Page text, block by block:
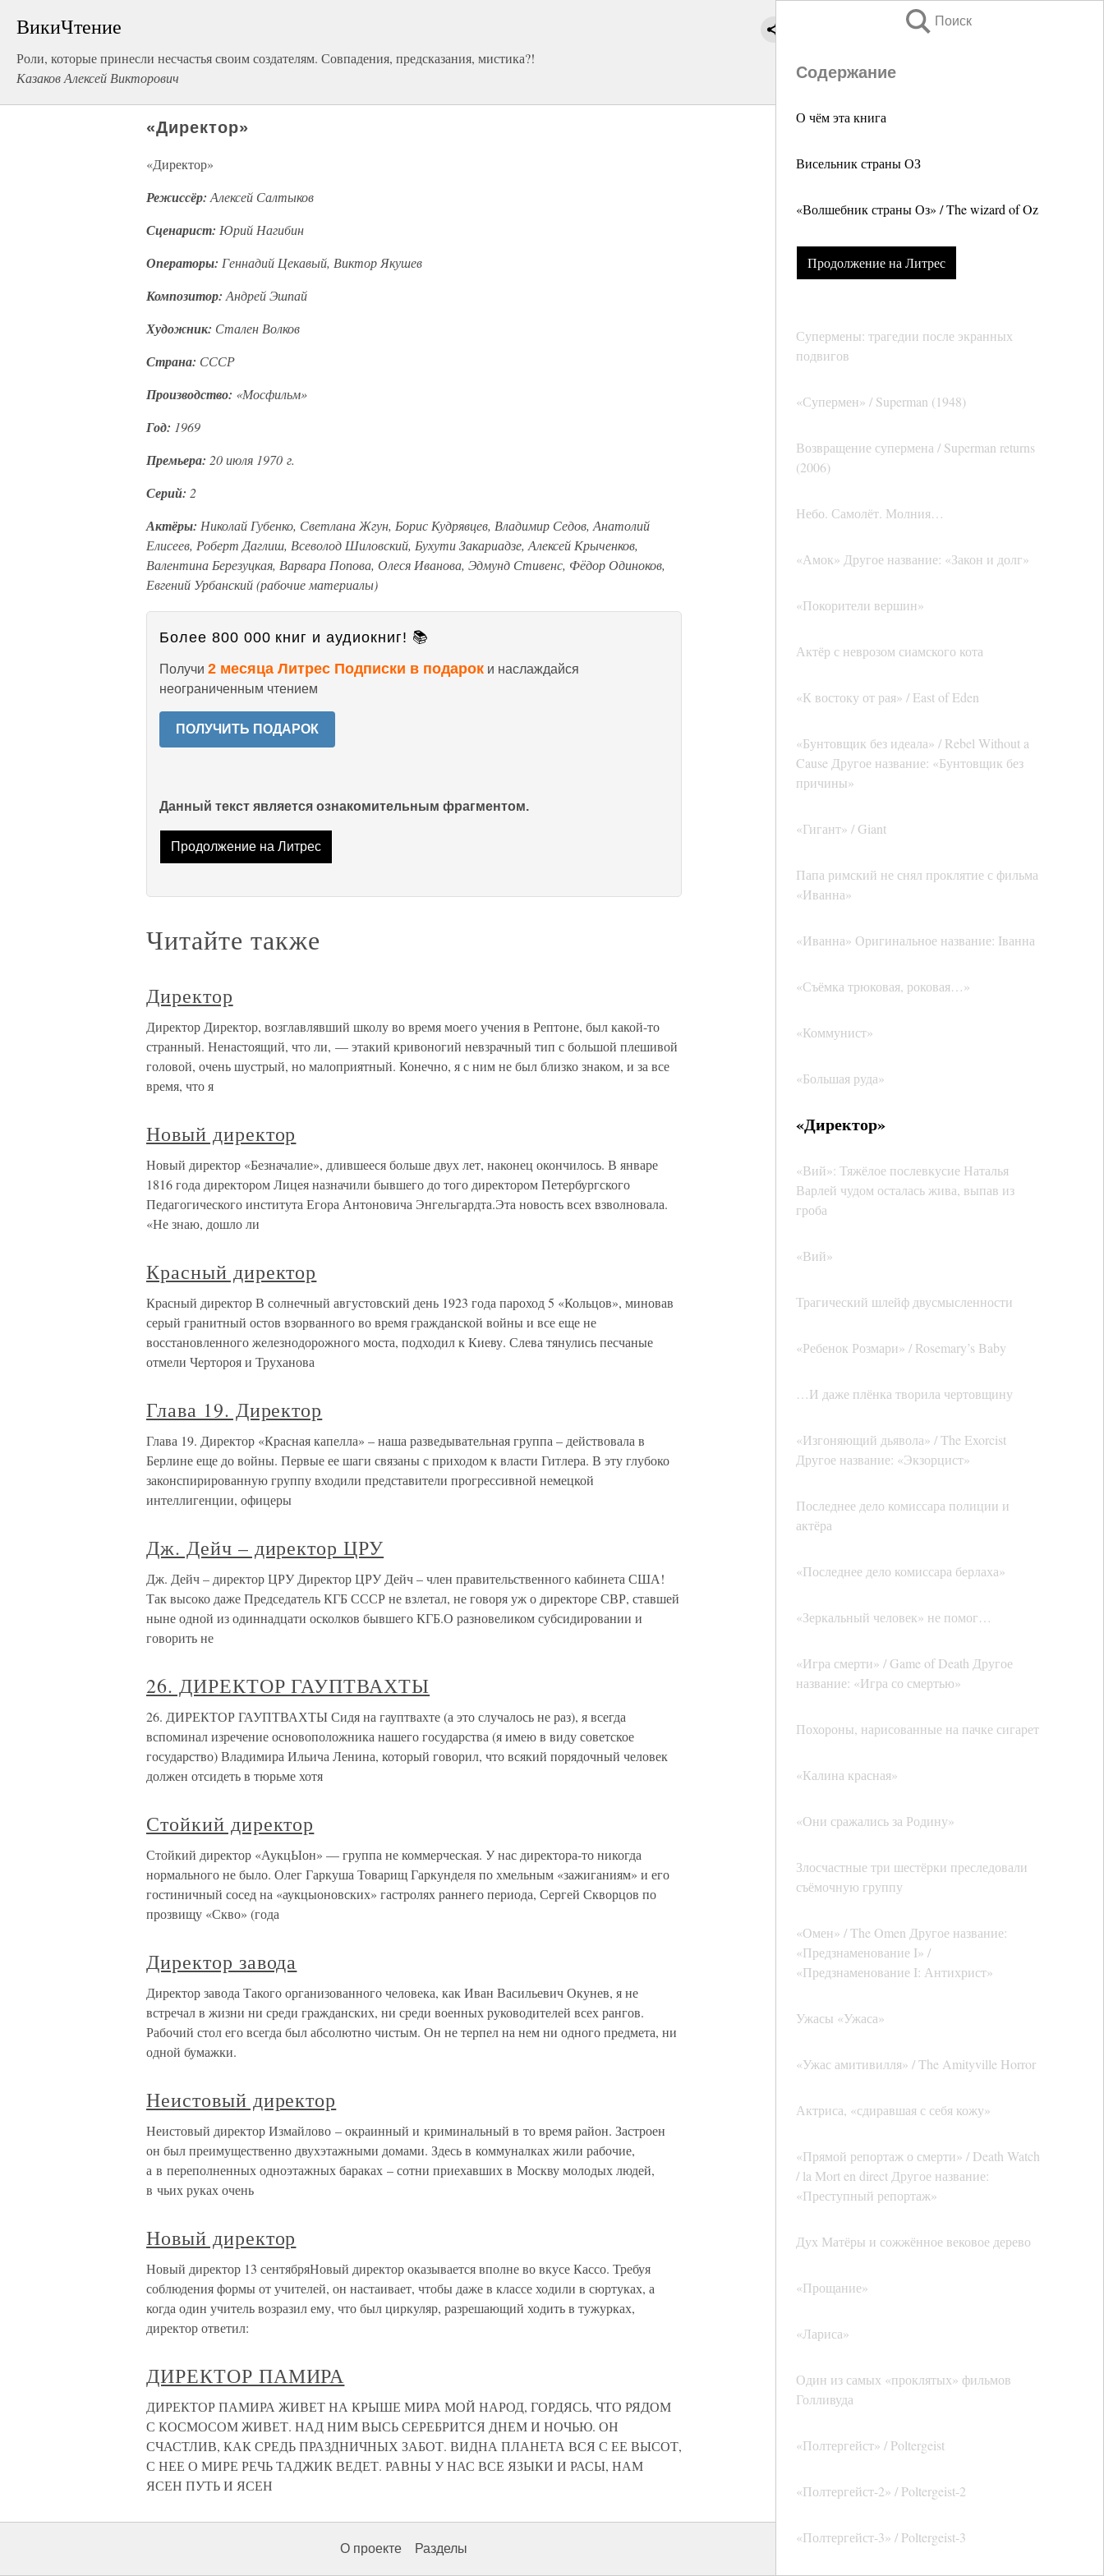
ВикиЧтение
Роли, которые принесли несчастья своим создателям. Совпадения, предсказания, мистика?!
Казаков Алексей Викторович
Поиск
Содержание
О чём эта книга
Висельник страны ОЗ
«Волшебник страны Оз» / The wizard of Oz
Продолжение на Литрес
Супермены: трагедии после экранных
подвигов
«Супермен» / Superman (1948)
Возвращение супермена / Superman returns
(2006)
Небо. Самолёт. Молния…
«Амок» Другое название: «Закон и долг»
«Покорители вершин»
Актёр с неврозом сиамского кота
«К востоку от рая» / East of Eden
«Бунтовщик без идеала» / Rebel Without a
Cause Другое название: «Бунтовщик без
причины»
«Гигант» / Giant
Папа римский не снял проклятие с фильма
«Иванна»
«Иванна» Оригинальное название: Iванна
«Съёмка трюковая, роковая…»
«Коммунист»
«Большая руда»
«Директор»
«Вий»: Тяжёлое послевкусие Наталья
Варлей чудом осталась жива, выпав из
гроба
«Вий»
Трагический шлейф двусмысленности
«Ребенок Розмари» / Rosemary’s Baby
…И даже плёнка творила чертовщину
«Изгоняющий дьявола» / The Exorcist
Другое название: «Экзорцист»
Последнее дело комиссара полиции и
актёра
«Последнее дело комиссара берлаха»
«Зеркальный человек» не помог…
«Игра смерти» / Game of Death Другое
название: «Игра со смертью»
Похороны, нарисованные на пачке сигарет
«Калина красная»
«Они сражались за Родину»
Злосчастные три шестёрки преследовали
съёмочную группу
«Омен» / The Omen Другое название:
«Предзнаменование I» /
«Предзнаменование I: Антихрист»
Ужасы «Ужаса»
«Ужас амитивилля» / The Amityville Horror
Актриса, «сдиравшая с себя кожу»
«Прямой репортаж о смерти» / Death Watch
/ la Mort en direct Другое название:
«Преступный репортаж»
Дух Матёры и сожжённое вековое дерево
«Прощание»
«Лариса»
Один из самых «проклятых» фильмов
Голливуда
«Полтергейст» / Poltergeist
«Полтергейст-2» / Poltergeist-2
«Полтергейст-3» / Poltergeist-3
«Директор»
«Директор»
Режиссёр:Алексей Салтыков
Сценарист: Юрий Нагибин
Операторы: Геннадий Цекавый, Виктор Якушев
Композитор:Андрей Эшпай
Художник: Стален Волков
Страна: СССР
Производство: «Мосфильм»
Год: 1969
Премьера: 20 июля 1970 г.
Серий: 2
Актёры: Николай Губенко, Светлана Жгун, Борис Кудрявцев, Владимир Седов, Анатолий
Елисеев, Роберт Даглиш, Всеволод Шиловский, Бухути Закариадзе, Алексей Крыченков,
Валентина Березуцкая, Варвара Попова, Олеся Иванова, Эдмунд Стивенс, Фёдор Одиноков,
Евгений Урбанский (рабочие материалы)
Более 800 000 книг и аудиокниг! 📚
Получи 2 месяца Литрес Подписки в подарок и наслаждайся
неограниченным чтением
ПОЛУЧИТЬ ПОДАРОК
Данный текст является ознакомительным фрагментом.
Продолжение на Литрес
Читайте также
Директор
Директор Директор, возглавлявший школу во время моего учения в Рептоне, был какой-то
странный. Ненастоящий, что ли, — этакий кривоногий невзрачный тип с большой плешивой
головой, очень шустрый, но малоприятный. Конечно, я с ним не был близко знаком, и за все
время, что я
Новый директор
Новый директор «Безначалие», длившееся больше двух лет, наконец окончилось. В январе
1816 года директором Лицея назначили бывшего до того директором Петербургского
Педагогического института Егора Антоновича Энгельгардта.Эта новость всех взволновала.
«Не знаю, дошло ли
Красный директор
Красный директор В солнечный августовский день 1923 года пароход 5 «Кольцов», миновав
серый гранитный остов взорванного во время гражданской войны и все еще не
восстановленного железнодорожного моста, подходил к Киеву. Слева тянулись песчаные
отмели Чертороя и Труханова
Глава 19. Директор
Глава 19. Директор «Красная капелла» – наша разведывательная группа – действовала в
Берлине еще до войны. Первые ее шаги связаны с приходом к власти Гитлера. В эту глубоко
законспирированную группу входили представители прогрессивной немецкой
интеллигенции, офицеры
Дж. Дейч – директор ЦРУ
Дж. Дейч – директор ЦРУ Директор ЦРУ Дейч – член правительственного кабинета США!
Так высоко даже Председатель КГБ СССР не взлетал, не говоря уж о директоре СВР, ставшей
ныне одной из одиннадцати осколков бывшего КГБ.О разновеликом субсидировании и
говорить не
26. ДИРЕКТОР ГАУПТВАХТЫ
26. ДИРЕКТОР ГАУПТВАХТЫ Сидя на гауптвахте (а это случалось не раз), я всегда
вспоминал изречение основоположника нашего государства (я имею в виду советское
государство) Владимира Ильича Ленина, который говорил, что всякий порядочный человек
должен отсидеть в тюрьме хотя
Стойкий директор
Стойкий директор «АукцЫон» — группа не коммерческая. У нас директора-то никогда
нормального не было. Олег Гаркуша Товарищ Гаркунделя по хмельным «зажиганиям» и его
гостиничный сосед на «аукцыоновских» гастролях раннего периода, Сергей Скворцов по
прозвищу «Скво» (года
Директор завода
Директор завода Такого организованного человека, как Иван Васильевич Окунев, я не
встречал в жизни ни среди гражданских, ни среди военных руководителей всех рангов.
Рабочий стол его всегда был абсолютно чистым. Он не терпел на нем ни одного предмета, ни
одной бумажки.
Неистовый директор
Неистовый директор Измайлово – окраинный и криминальный в то время район. Застроен
он был преимущественно двухэтажными домами. Здесь в коммуналках жили рабочие,
а в переполненных одноэтажных бараках – сотни приехавших в Москву молодых людей,
в чьих руках очень
Новый директор
Новый директор 13 сентябряНовый директор оказывается вполне во вкусе Кассо. Требуя
соблюдения формы от учителей, он настаивает, чтобы даже в классе ходили в сюртуках, а
когда один учитель возразил ему, что был циркуляр, разрешающий ходить в тужурках,
директор ответил:
ДИРЕКТОР ПАМИРА
ДИРЕКТОР ПАМИРА ЖИВЕТ НА КРЫШЕ МИРА МОЙ НАРОД, ГОРДЯСЬ, ЧТО РЯДОМ
С КОСМОСОМ ЖИВЕТ. НАД НИМ ВЫСЬ СЕРЕБРИТСЯ ДНЕМ И НОЧЬЮ. ОН
СЧАСТЛИВ, КАК СРЕДЬ ПРАЗДНИЧНЫХ ЗАБОТ. ВИДНА ПЛАНЕТА ВСЯ С ЕЕ ВЫСОТ,
С НЕЕ О МИРЕ РЕЧЬ ТАДЖИК ВЕДЕТ. РАВНЫ У НАС ВСЕ ЯЗЫКИ И РАСЫ, НАМ
ЯСЕН ПУТЬ И ЯСЕН
О проекте Разделы